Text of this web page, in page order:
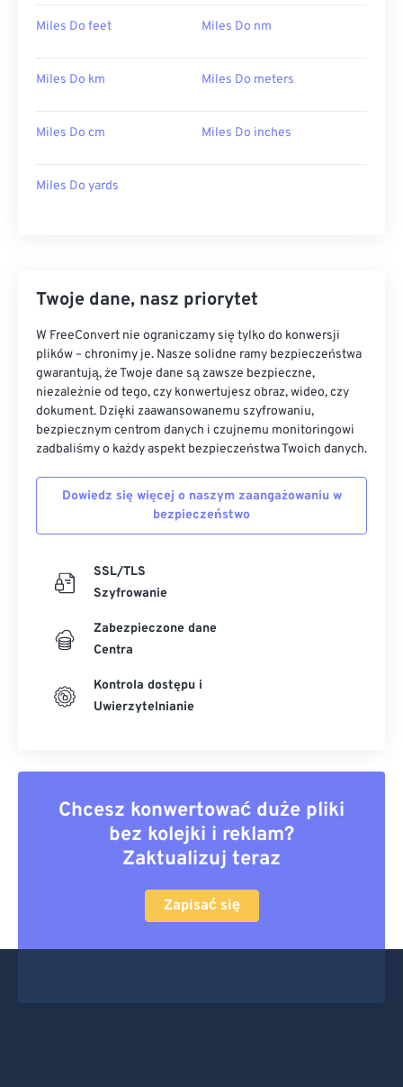
Miles Do feet Miles Do nm
Miles Do km Miles Do meters
Miles Do cm Miles Do inches
Miles Do yards
Twoje dane, nasz priorytet
W FreeConvert nie ograniczamy się tylko do konwersji
plików – chronimy je. Nasze solidne ramy bezpieczeństwa
gwarantują, że Twoje dane są zawsze bezpieczne,
niezależnie od tego, czy konwertujesz obraz, wideo, czy
dokument. Dzięki zaawansowanemu szyfrowaniu,
bezpiecznym centrom danych i czujnemu monitoringowi
zadbaliśmy o każdy aspekt bezpieczeństwa Twoich danych.
Dowiedz się więcej o naszym zaangażowaniu w
bezpieczeństwo
SSL/TLS
Szyfrowanie
Zabezpieczone dane
Centra
Kontrola dostępu i
Uwierzytelnianie
Chcesz konwertować duże pliki
bez kolejki i reklam?
Zaktualizuj teraz
Zapisać się